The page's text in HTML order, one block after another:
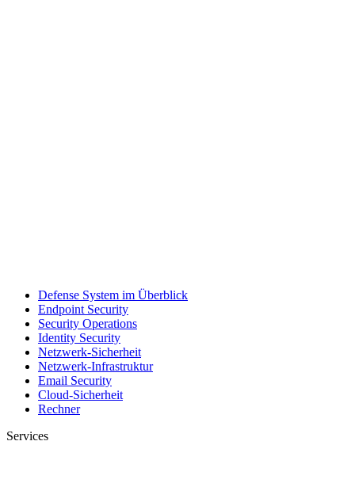
Defense System im Überblick
Endpoint Security
Security Operations
Identity Security
Netzwerk-Sicherheit
Netzwerk-Infrastruktur
Email Security
Cloud-Sicherheit
Rechner
Services